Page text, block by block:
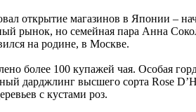
открытие магазинов в Японии –
рынок, но семейная пара Анна
на родине, в Москве.
более 100 купажей чая. Особая
дарджлинг высшего сорта Rose
с кустами роз.